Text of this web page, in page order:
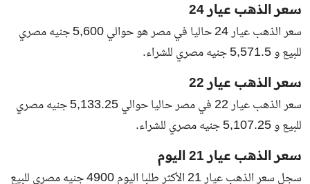
سعر الذهب عيار 24
سعر الذهب عيار 24 حاليا في مصر هو حوالي 5,600 جنيه مصري
للبيع و 5,571.5 جنيه مصري للشراء.
سعر الذهب عيار 22
سعر الذهب عيار 22 في مصر حاليا حوالي 5,133.25 جنيه مصري
للبيع و 5,107.25 جنيه مصري للشراء.
سعر الذهب عيار 21 اليوم
سجل سعر الذهب عيار 21 الأكثر طلبا اليوم 4900 جنيه مصري للبيع